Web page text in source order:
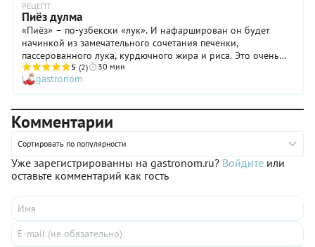
РЕЦЕПТ
Пиёз дулма
«Пиёз» – по-узбекски «лук». И нафарширован он будет
начинкой из замечательного сочетания печенки,
пассерованного лука, курдючного жира и риса. Это очень
гармоничное блюдо, и самое сложное – сделать чашечки из
лука, не повредив стенки. В этой процедуре есть секреты, и
мы с вами ими обязательно поделимся. Начнем с того, что
луковицы нужно выбирать правильной формы – ровные,
круглые.
5 (2) 30 мин
gastronom
Комментарии
Сортировать по популярности
Уже зарегистрированны на gastronom.ru? Войдите или
оставьте комментарий как гость